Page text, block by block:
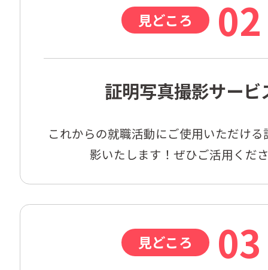
見どころ 02
証明写真撮影サービ
これからの就職活動にご使用いただけ
影いたします！ぜひご活用くだ
見どころ 03